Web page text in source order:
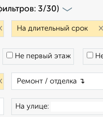
3/30)
×
Не первый этаж
На улице: